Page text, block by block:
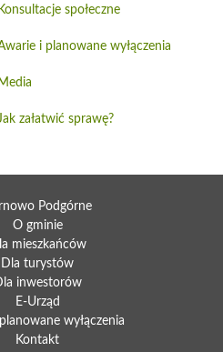
Konsultacje społeczne
i planowane wyłączenia
Media
załatwić sprawę?
Podgórne
O gminie
mieszkańców
Dla turystów
inwestorów
E-Urząd
wyłączenia
Kontakt